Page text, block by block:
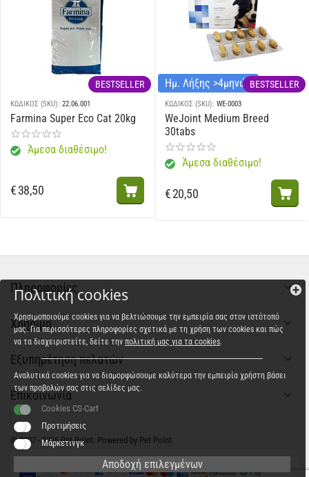
BESTSELLER
ΚΩΔΙΚΟΣ (SKU): 22.06.001
Farmina Super Eco Cat 20kg
Άμεσα διαθέσιμο!
€38,50
Ημ. Λήξης >4μηνώνBESTSELLER
ΚΩΔΙΚΟΣ (SKU): WE-0003
WeJoint Medium Breed
30tabs
Άμεσα διαθέσιμο!
€20,50
Πληροφορίες
Χρήσιμα
Εξυπηρέτηση πελατών
Επικοινωνία
© 2007 - 2026 Pet Point. Powered by Pet Point
Πολιτική cookies
Χρησιμοποιούμε cookies για να βελτιώσουμε την εμπειρία σας στον ιστότοπό
μας. Για περισσότερες πληροφορίες σχετικά με τη χρήση των cookies και πώς
να τα διαχειριστείτε, δείτε την πολιτική μας για τα cookies.
Αναλυτικά cookies για να διαμορφώσουμε καλύτερα την εμπειρία χρήστη βάσει
των προβολών σας στις σελίδες μας.
Cookies CS-Cart
Προτιμήσεις
Μάρκετινγκ
Αποδοχή επιλεγμένων